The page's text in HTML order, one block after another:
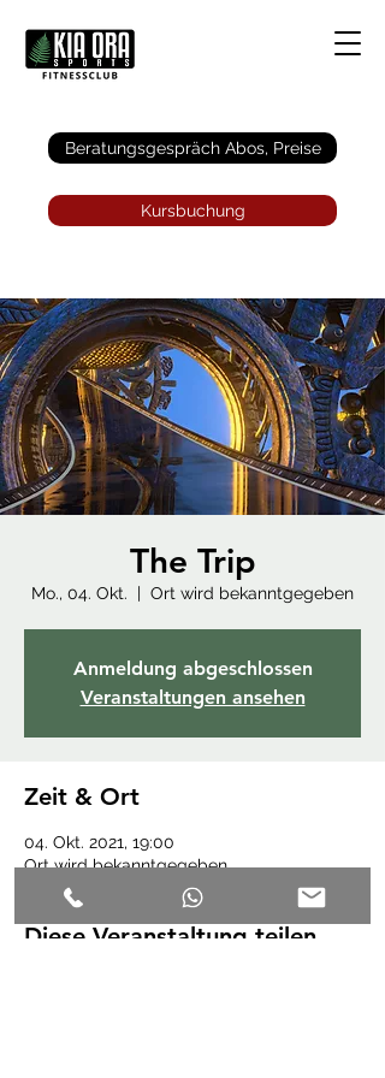
Beratungsgespräch Abos, Preise
Kursbuchung
The Trip
Mo., 04. Okt.
  |
Ort wird bekanntgegeben
Anmeldung abgeschlossen
Veranstaltungen ansehen
Zeit & Ort
04. Okt. 2021, 19:00
Ort wird bekanntgegeben
Diese Veranstaltung teilen